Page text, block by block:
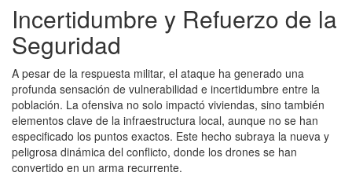
Incertidumbre y Refuerzo de la
Seguridad
A pesar de la respuesta militar, el ataque ha generado una
profunda sensación de vulnerabilidad e incertidumbre entre la
población. La ofensiva no solo impactó viviendas, sino también
elementos clave de la infraestructura local, aunque no se han
especificado los puntos exactos. Este hecho subraya la nueva y
peligrosa dinámica del conflicto, donde los drones se han
convertido en un arma recurrente.